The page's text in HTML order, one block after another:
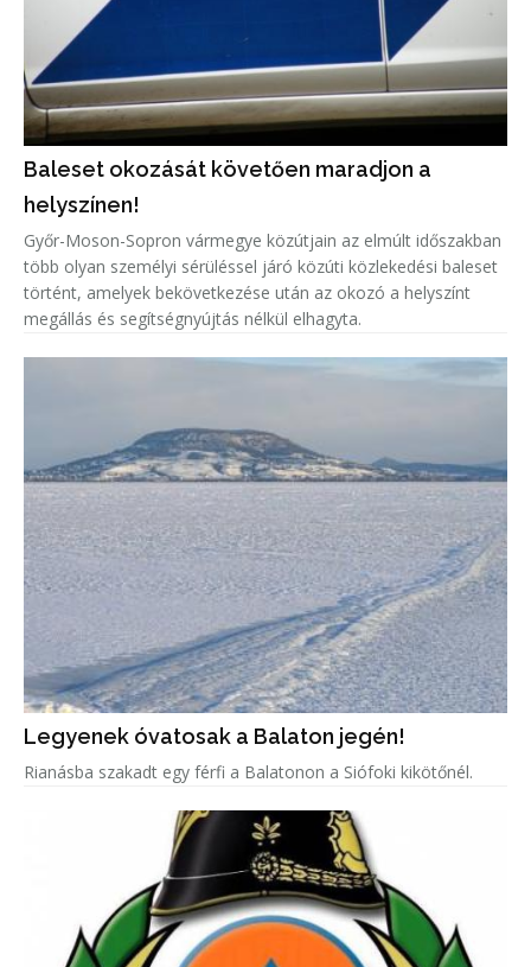
Baleset okozását követően maradjon a
helyszínen!
Győr-Moson-Sopron vármegye közútjain az elmúlt időszakban
több olyan személyi sérüléssel járó közúti közlekedési baleset
történt, amelyek bekövetkezése után az okozó a helyszínt
megállás és segítségnyújtás nélkül elhagyta.
Legyenek óvatosak a Balaton jegén!
Rianásba szakadt egy férfi a Balatonon a Siófoki kikötőnél.